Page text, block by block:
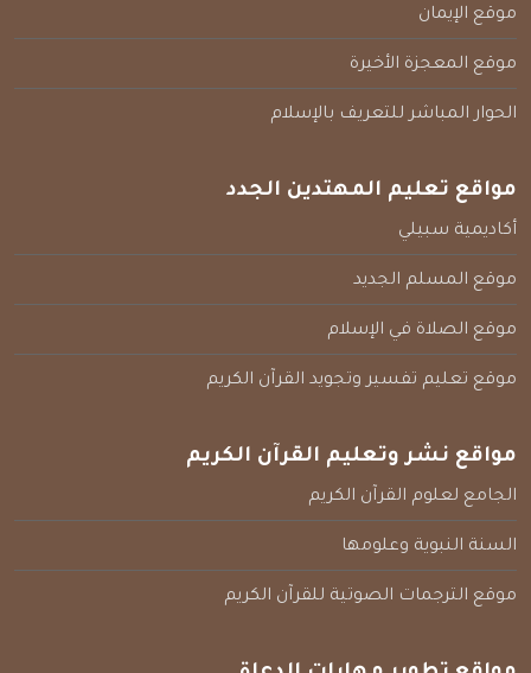
موقع الإيمان
موقع المعجزة الأخيرة
الحوار المباشر للتعريف بالإسلام
مواقع تعليم المهتدين الجدد
أكاديمية سبيلي
موقع المسلم الجديد
موقع الصلاة في الإسلام
موقع تعليم تفسير وتجويد القرآن الكريم
مواقع نشر وتعليم القرآن الكريم
الجامع لعلوم القرآن الكريم
السنة النبوية وعلومها
موقع الترجمات الصوتية للقرآن الكريم